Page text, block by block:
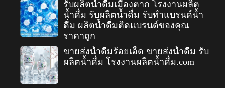
รับผลิตน้ำดื่มเมืองตาก โรงงานผลิต
น้ำดื่ม รับผลิตน้ำดื่ม รับทำแบรนด์น้ำ
ดื่ม ผลิตน้ำดื่มติดแบรนด์ของคุณ
ราคาถูก
ขายส่งน้ำดื่มร้อยเอ็ด ขายส่งน้ำดื่ม รับ
ผลิตน้ำดื่ม โรงงานผลิตน้ำดื่ม.com